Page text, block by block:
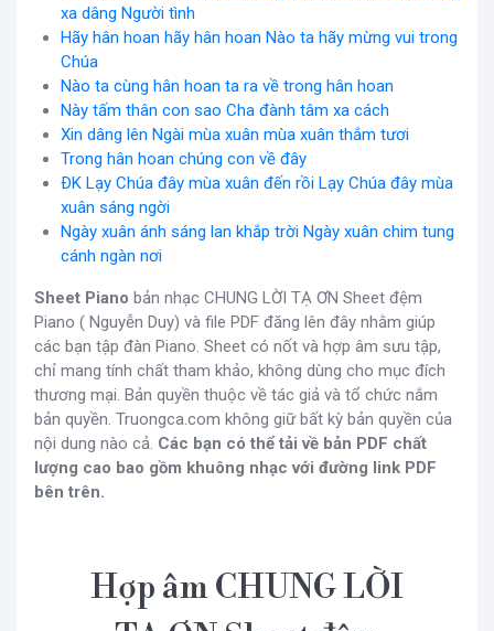
xa dâng Người tình
Hãy hân hoan hãy hân hoan Nào ta hãy mừng vui trong
Chúa
Nào ta cùng hân hoan ta ra về trong hân hoan
Này tấm thân con sao Cha đành tâm xa cách
Xin dâng lên Ngài mùa xuân mùa xuân thắm tươi
Trong hân hoan chúng con về đây
ÐK Lạy Chúa đây mùa xuân đến rồi Lạy Chúa đây mùa
xuân sáng ngời
Ngày xuân ánh sáng lan khắp trời Ngày xuân chim tung
cánh ngàn nơi
Sheet Piano bản nhạc CHUNG LỜI TẠ ƠN Sheet đệm
Piano ( Nguyễn Duy) và file PDF đăng lên đây nhằm giúp
các bạn tập đàn Piano. Sheet có nốt và hợp âm sưu tập,
chỉ mang tính chất tham khảo, không dùng cho mục đích
thương mại. Bản quyền thuộc về tác giả và tổ chức nắm
bản quyền. Truongca.com không giữ bất kỳ bản quyền của
nội dung nào cả. Các bạn có thể tải về bản PDF chất
lượng cao bao gồm khuông nhạc với đường link PDF
bên trên.
Hợp âm CHUNG LỜI